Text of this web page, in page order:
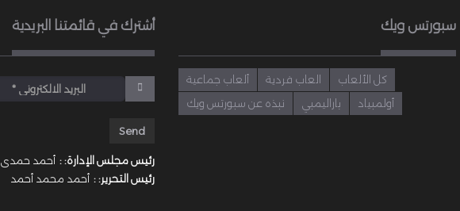
سبورتس ويك
ألعاب جماعية العاب فردية
كل الألعاب
نبذه عن سبورتس ويك
باراليمبي أولمبياد
أشترك في قائمتنا البريدية
رئيس مجلس الإدارة: : أحمد حمدى
رئيس التحرير: : أحمد محمد أحمد